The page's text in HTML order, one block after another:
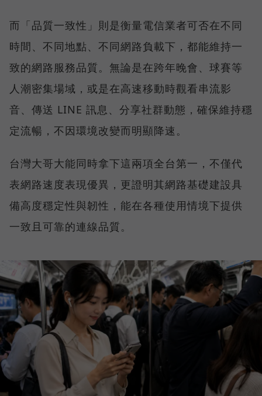
而「品質一致性」則是衡量電信業者可否在不同
時間、不同地點、不同網路負載下，都能維持一
致的網路服務品質。無論是在跨年晚會、球賽等
人潮密集場域，或是在高速移動時觀看串流影
音、傳送 LINE 訊息、分享社群動態，確保維持穩
定流暢，不因環境改變而明顯降速。
台灣大哥大能同時拿下這兩項全台第一，不僅代
表網路速度表現優異，更證明其網路基礎建設具
備高度穩定性與韌性，能在各種使用情境下提供
一致且可靠的連線品質。